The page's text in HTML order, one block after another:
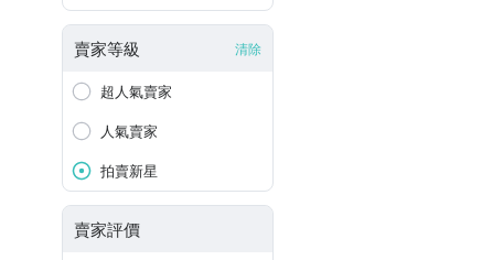
賣家等級 清除
超人氣賣家
人氣賣家
拍賣新星
賣家評價